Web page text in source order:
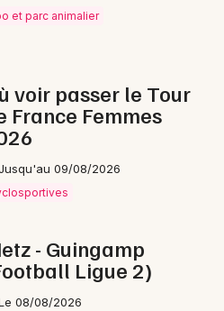
et parc animalier
voir passer le Tour
France Femmes
09/08/2026
- Guingamp
Ligue 2)
08/08/2026